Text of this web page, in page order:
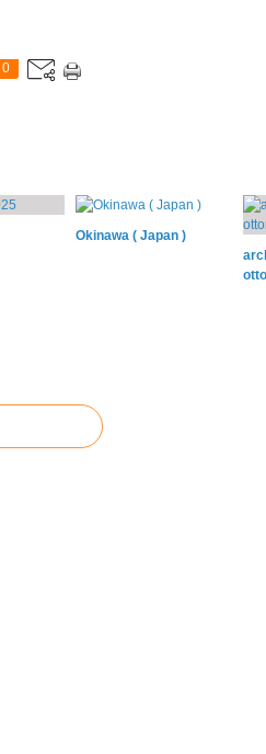
0
Okinawa ( Japan )